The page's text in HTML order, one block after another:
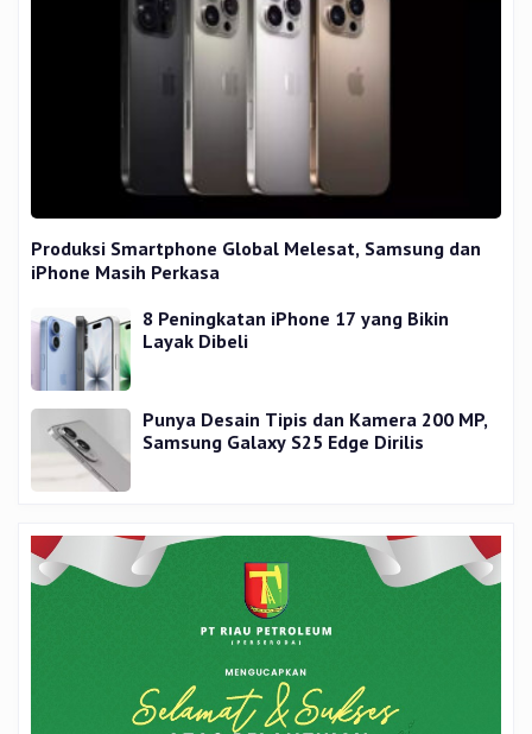
Produksi Smartphone Global Melesat, Samsung dan
iPhone Masih Perkasa
8 Peningkatan iPhone 17 yang Bikin
Layak Dibeli
Punya Desain Tipis dan Kamera 200 MP,
Samsung Galaxy S25 Edge Dirilis